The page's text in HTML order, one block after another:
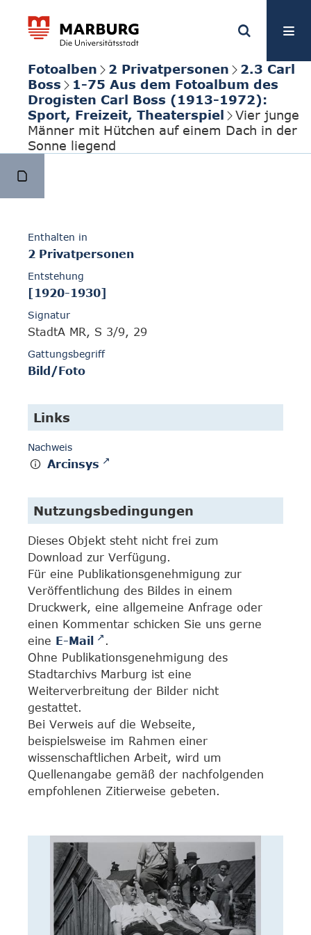
Fotoalben 2 Privatpersonen
2.3 Carl
Boss
1-75 Aus dem Fotoalbum des
Drogisten Carl Boss (1913-1972):
Sport, Freizeit, Theaterspiel
Vier junge
Männer mit Hütchen auf einem Dach in der
Sonne liegend
Enthalten in
2 Privatpersonen
Entstehung
[1920-1930]
Signatur
StadtA MR, S 3/9, 29
Gattungsbegriff
Bild/Foto
Links
Nachweis
Arcinsys
Nutzungsbedingungen
Dieses Objekt steht nicht frei zum
Download zur Verfügung.
Für eine Publikationsgenehmigung zur
Veröffentlichung des Bildes in einem
Druckwerk, eine allgemeine Anfrage oder
einen Kommentar schicken Sie uns gerne
eine E-Mail
.
Ohne Publikationsgenehmigung des
Stadtarchivs Marburg ist eine
Weiterverbreitung der Bilder nicht
gestattet.
Bei Verweis auf die Webseite,
beispielsweise im Rahmen einer
wissenschaftlichen Arbeit, wird um
Quellenangabe gemäß der nachfolgenden
empfohlenen Zitierweise gebeten.